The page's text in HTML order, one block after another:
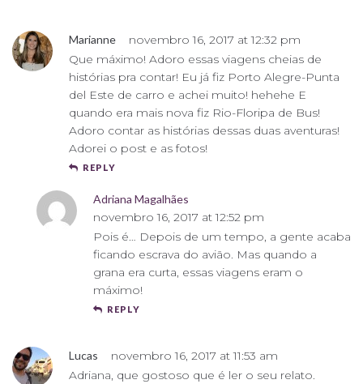
Marianne
novembro 16, 2017 at 12:32 pm
Que máximo! Adoro essas viagens cheias de
histórias pra contar! Eu já fiz Porto Alegre-Punta
del Este de carro e achei muito! hehehe E
quando era mais nova fiz Rio-Floripa de Bus!
Adoro contar as histórias dessas duas aventuras!
Adorei o post e as fotos!
REPLY
Adriana Magalhães
novembro 16, 2017 at 12:52 pm
Pois é… Depois de um tempo, a gente acaba
ficando escrava do avião. Mas quando a
grana era curta, essas viagens eram o
máximo!
REPLY
Lucas
novembro 16, 2017 at 11:53 am
Adriana, que gostoso que é ler o seu relato.